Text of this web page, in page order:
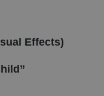
Effects)